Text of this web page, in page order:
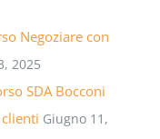
Negoziare con
2025
SDA Bocconi
Giugno 11,